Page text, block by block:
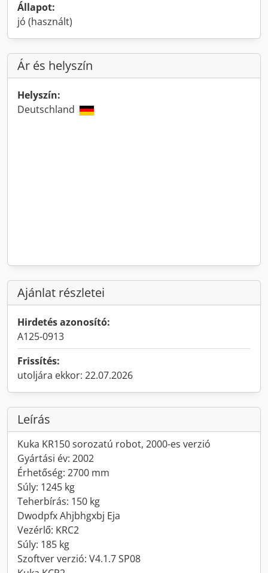
Állapot:
jó (használt)
Ár és helyszín
Helyszín:
Deutschland
Ajánlat részletei
Hirdetés azonosító:
A125-0913
Frissítés:
utoljára ekkor: 22.07.2026
Leírás
Kuka KR150 sorozatú robot, 2000-es verzió
Gyártási év: 2002
Érhetőség: 2700 mm
Súly: 1245 kg
Teherbírás: 150 kg
Dwodpfx Ahjbhgxbj Eja
Vezérlő: KRC2
Súly: 185 kg
Szoftver verzió: V4.1.7 SP08